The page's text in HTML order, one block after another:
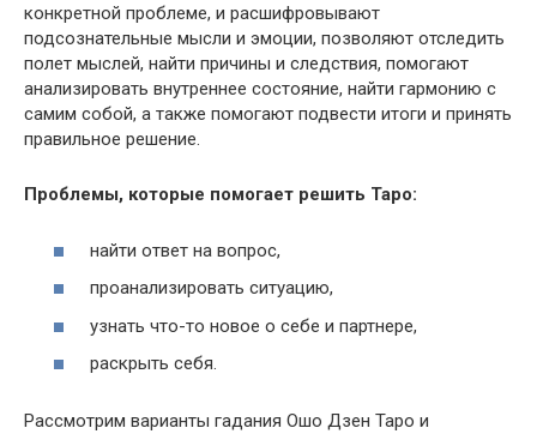
конкретной проблеме, и расшифровывают
подсознательные мысли и эмоции, позволяют отследить
полет мыслей, найти причины и следствия, помогают
анализировать внутреннее состояние, найти гармонию с
самим собой, а также помогают подвести итоги и принять
правильное решение.
Проблемы, которые помогает решить Таро:
найти ответ на вопрос,
проанализировать ситуацию,
узнать что-то новое о себе и партнере,
раскрыть себя.
Рассмотрим варианты гадания Ошо Дзен Таро и